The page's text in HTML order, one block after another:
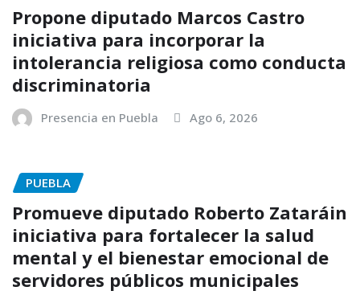
Propone diputado Marcos Castro
iniciativa para incorporar la
intolerancia religiosa como conducta
discriminatoria
Presencia en Puebla Ago 6, 2026
PUEBLA
Promueve diputado Roberto Zataráin
iniciativa para fortalecer la salud
mental y el bienestar emocional de
servidores públicos municipales